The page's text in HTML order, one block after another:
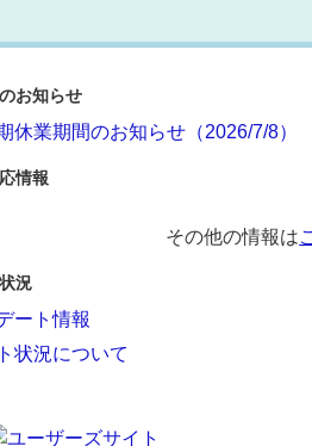
お知らせ
休業期間のお知らせ（2026/7/8）
情報
その他の情報は
況
ート情報
状況について